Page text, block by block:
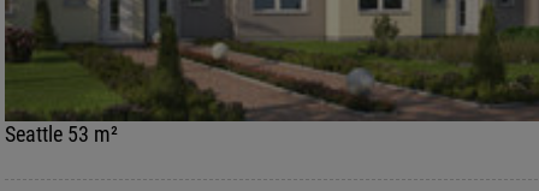
Seattle 53 m²